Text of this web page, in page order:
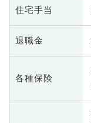
住宅手当
退職金
各種保険